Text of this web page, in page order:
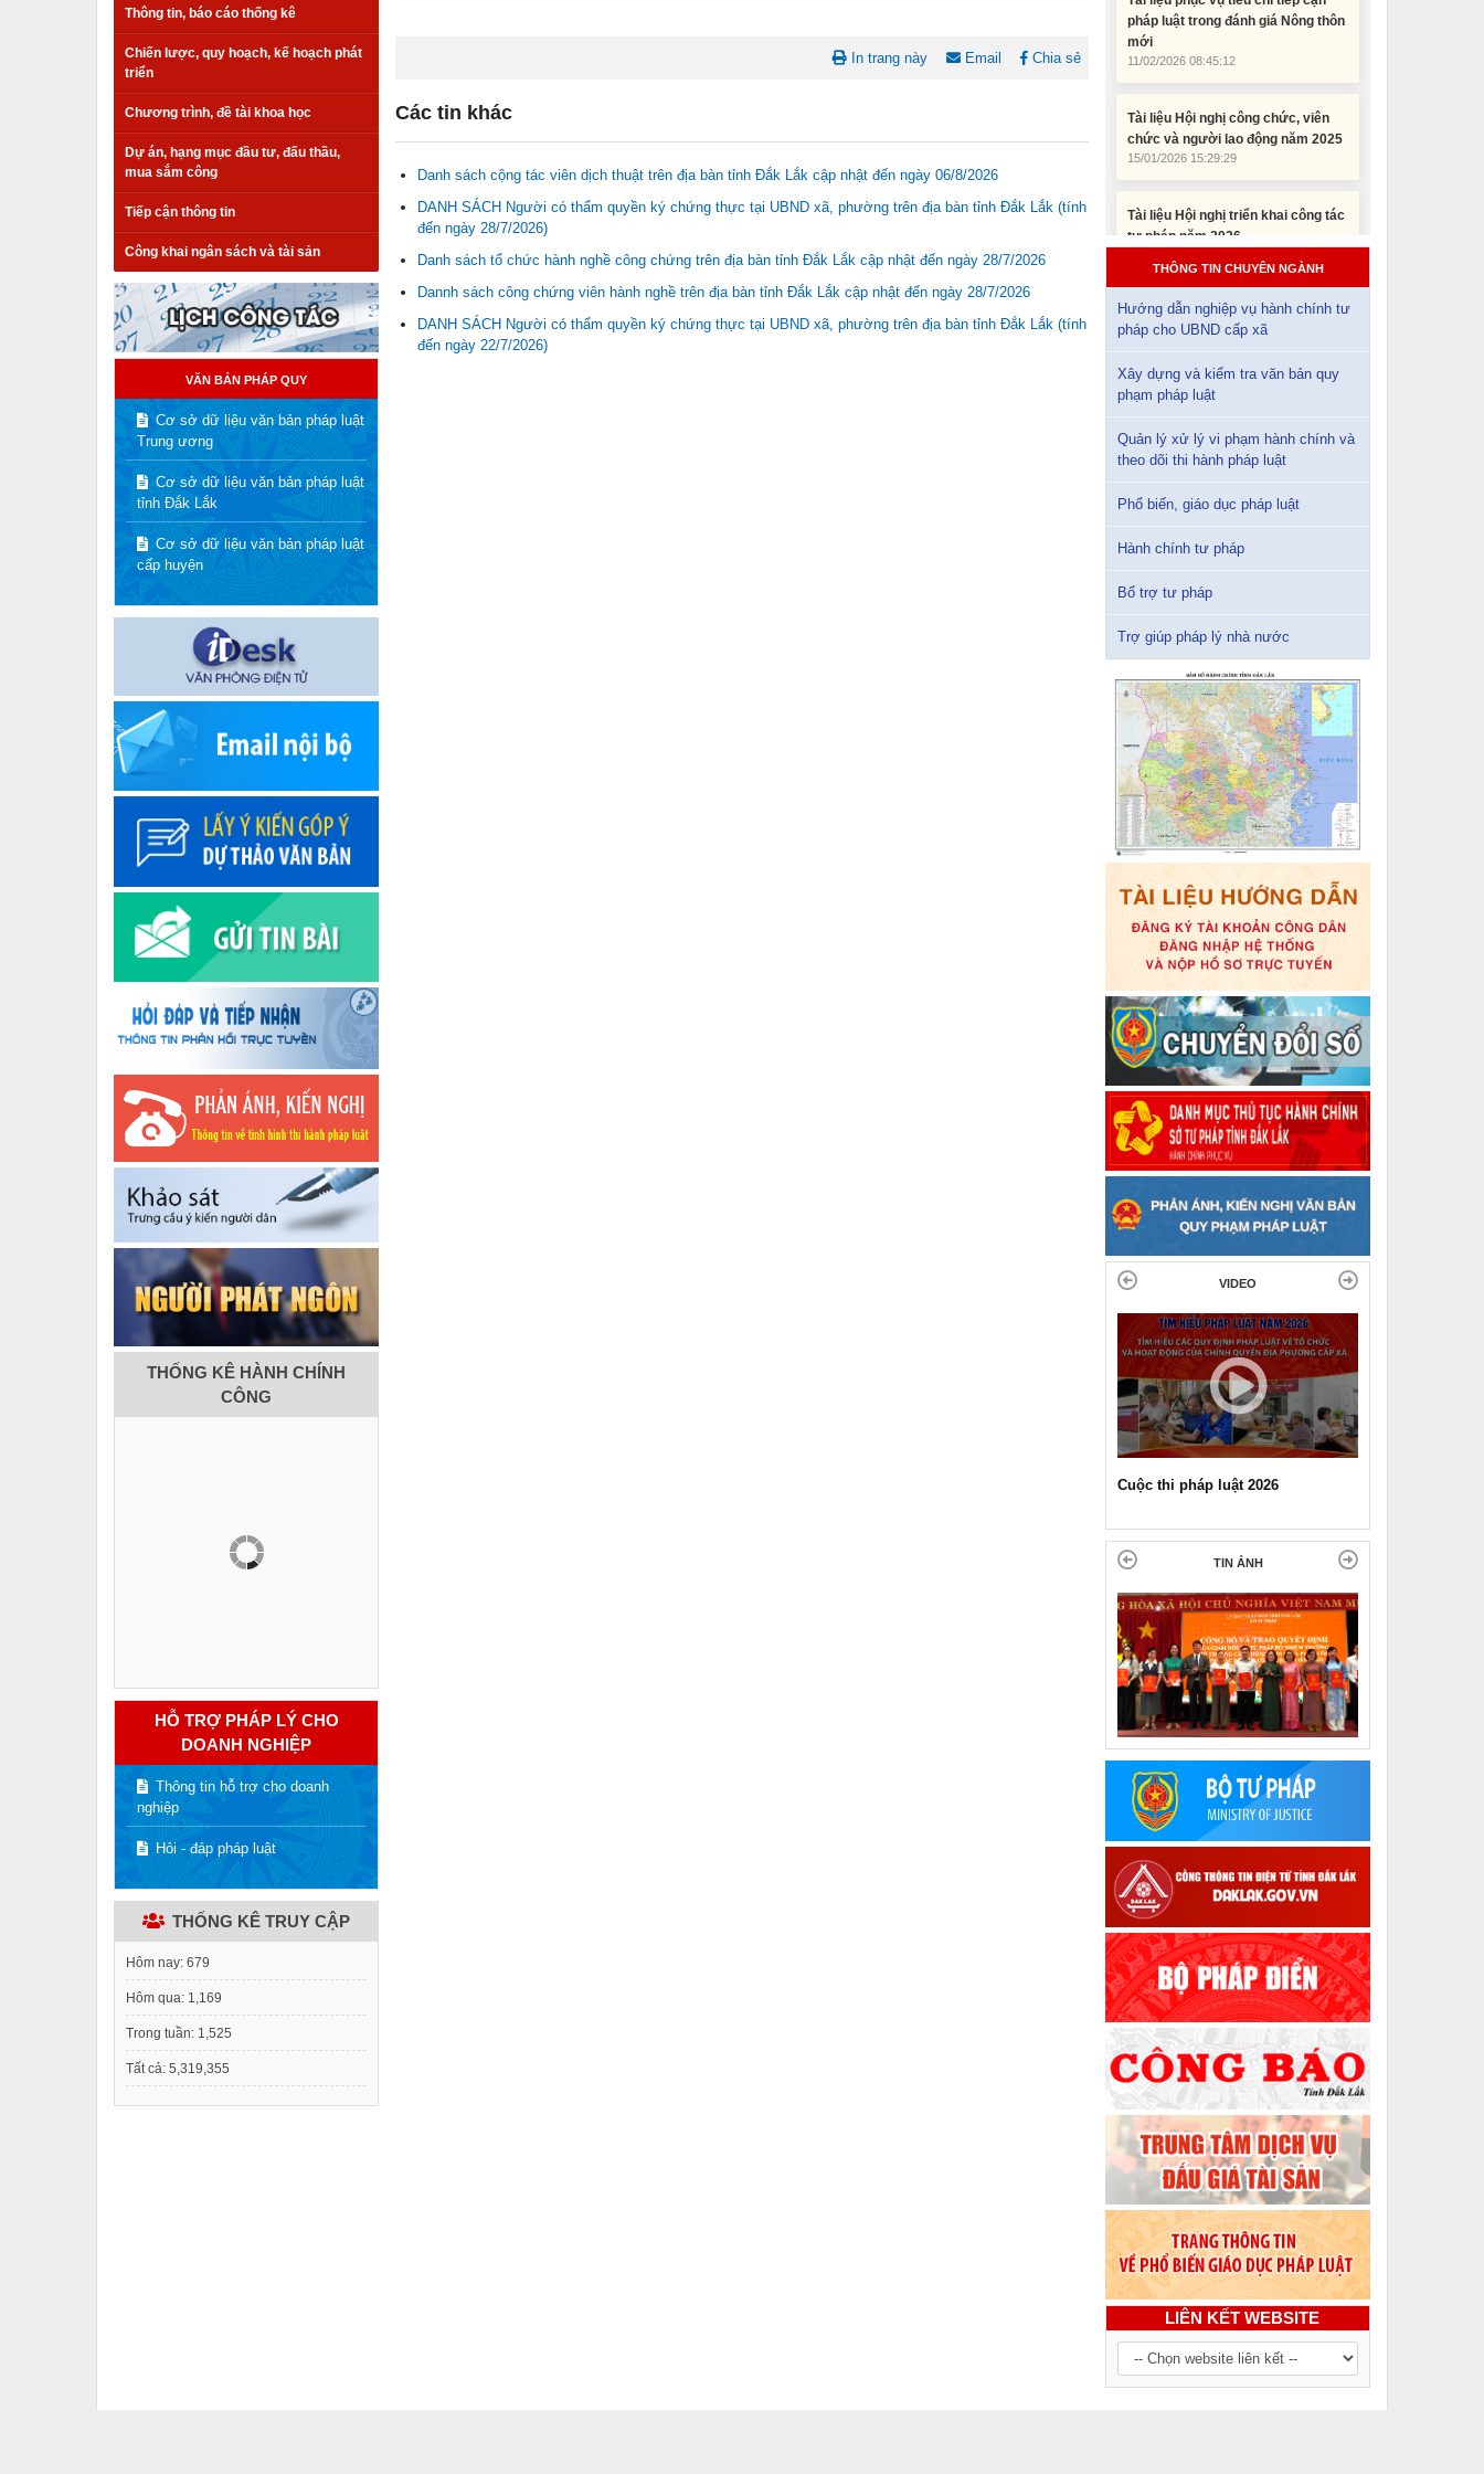
Thông tin, báo cáo thống kê
Chiến lược, quy hoạch, kế hoạch phát
triển
Chương trình, đề tài khoa học
Dự án, hạng mục đầu tư, đấu thầu,
mua sắm công
Tiếp cận thông tin
Công khai ngân sách và tài sản
VĂN BẢN PHÁP QUY
Cơ sở dữ liệu văn bản pháp luật
Trung ương
Cơ sở dữ liệu văn bản pháp luật
tỉnh Đắk Lắk
Cơ sở dữ liệu văn bản pháp luật
cấp huyện
THỐNG KÊ HÀNH CHÍNH
CÔNG
HỖ TRỢ PHÁP LÝ CHO
DOANH NGHIỆP
Thông tin hỗ trợ cho doanh
nghiệp
Hỏi - đáp pháp luật
THỐNG KÊ TRUY CẬP
Hôm nay: 679
Hôm qua: 1,169
Trong tuần: 1,525
Tất cả: 5,319,355
In trang này Email Chia sẻ
Các tin khác
Danh sách cộng tác viên dịch thuật trên địa bàn tỉnh Đắk Lắk cập nhật đến ngày 06/8/2026
DANH SÁCH Người có thẩm quyền ký chứng thực tại UBND xã, phường trên địa bàn tỉnh Đắk Lắk (tính
đến ngày 28/7/2026)
Danh sách tổ chức hành nghề công chứng trên địa bàn tỉnh Đắk Lắk cập nhật đến ngày 28/7/2026
Dannh sách công chứng viên hành nghề trên địa bàn tỉnh Đắk Lắk cập nhật đến ngày 28/7/2026
DANH SÁCH Người có thẩm quyền ký chứng thực tại UBND xã, phường trên địa bàn tỉnh Đắk Lắk (tính
đến ngày 22/7/2026)
Tài liệu Hội nghị công chức, viên
Tài liệu Hội nghị triển khai công tác
Sổ tay tìm hiểu các quy định pháp
luật về đăng ký doanh nghiệp và
10/01/2026 15:22:31
Đắk Lắk: Quyết tâm thực hiện hiệu
quả Kế hoạch phòng, chống ma túy
24/10/2025 17:14:42
THÔNG TIN CHUYÊN NGÀNH
Hướng dẫn nghiệp vụ hành chính tư
pháp cho UBND cấp xã
Xây dựng và kiểm tra văn bản quy
phạm pháp luật
Quản lý xử lý vi phạm hành chính và
theo dõi thi hành pháp luật
Phổ biến, giáo dục pháp luật
Hành chính tư pháp
Bổ trợ tư pháp
Trợ giúp pháp lý nhà nước
VIDEO
Pháp luật và đời sống ngày 11-11-
LIÊN KẾT WEBSITE